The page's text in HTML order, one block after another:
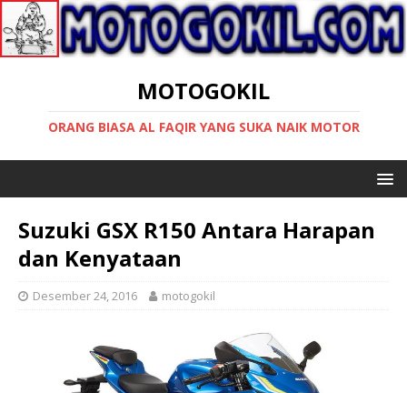
MOTOGOKIL
ORANG BIASA AL FAQIR YANG SUKA NAIK MOTOR
Suzuki GSX R150 Antara Harapan
dan Kenyataan
Desember 24, 2016 motogokil